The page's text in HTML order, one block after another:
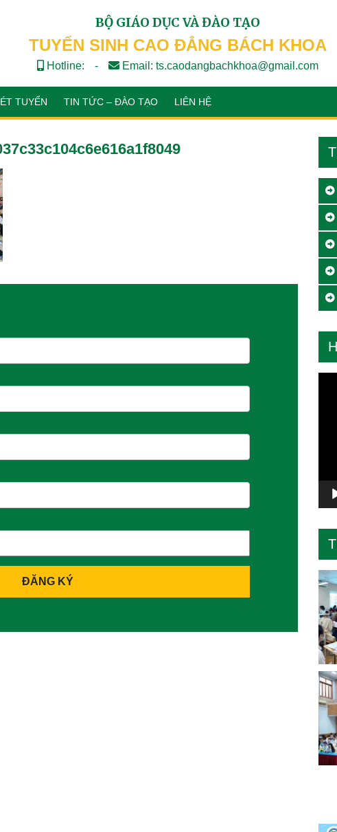
BỘ GIÁO DỤC VÀ ĐÀO TẠO
TUYỂN SINH CAO ĐẲNG BÁCH KHOA
Hotline: - Email: ts.caodangbachkhoa@gmail.com
TUYỂN TIN TỨC – ĐÀO TẠO LIÊN HỆ
ĐĂNG KÝ